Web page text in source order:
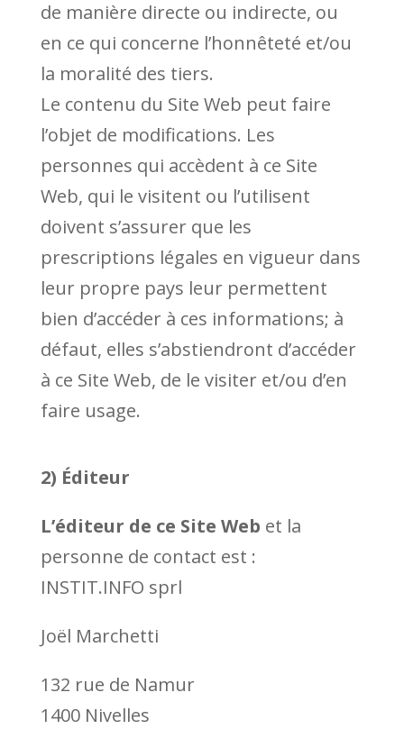
de manière directe ou indirecte, ou
en ce qui concerne l’honnêteté et/ou
la moralité des tiers.
Le contenu du Site Web peut faire
l’objet de modifications. Les
personnes qui accèdent à ce Site
Web, qui le visitent ou l’utilisent
doivent s’assurer que les
prescriptions légales en vigueur dans
leur propre pays leur permettent
bien d’accéder à ces informations; à
défaut, elles s’abstiendront d’accéder
à ce Site Web, de le visiter et/ou d’en
faire usage.
2) Éditeur
L’éditeur de ce Site Web et la
personne de contact est :
INSTIT.INFO sprl
Joël Marchetti
132 rue de Namur
1400 Nivelles